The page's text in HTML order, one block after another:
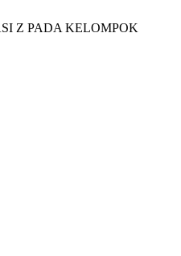
Z PADA KELOMPOK